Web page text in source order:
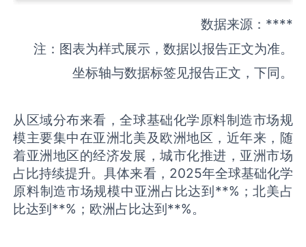
数据来源：****
注：图表为样式展示，数据以报告正文为准。
坐标轴与数据标签见报告正文，下同。
从区域分布来看，全球基础化学原料制造市场规
模主要集中在亚洲北美及欧洲地区，近年来，随
着亚洲地区的经济发展，城市化推进，亚洲市场
占比持续提升。具体来看，2025年全球基础化学
原料制造市场规模中亚洲占比达到**%；北美占
比达到**%；欧洲占比达到**%。